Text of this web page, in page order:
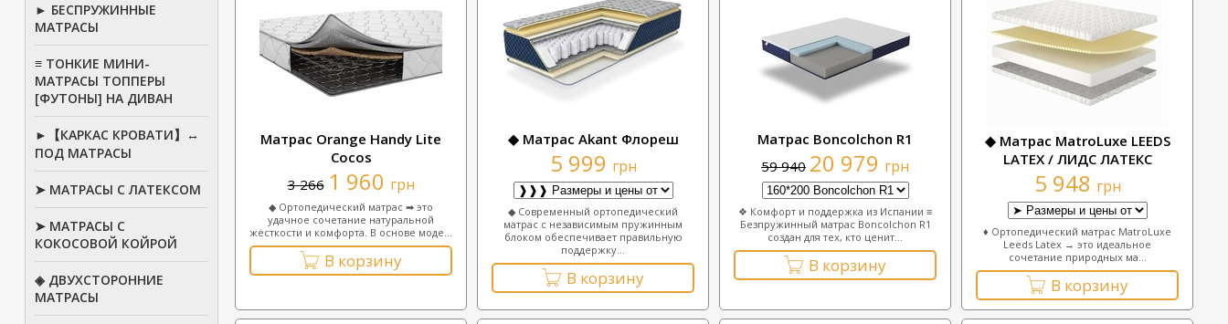
► БЕСПРУЖИННЫЕ
МАТРАСЫ
≡ ТОНКИЕ МИНИ-
МАТРАСЫ ТОППЕРЫ
[ФУТОНЫ] НА ДИВАН
►【КАРКАС КРОВАТИ】↔
ПОД МАТРАСЫ
➤ МАТРАСЫ С ЛАТЕКСОМ
➤ МАТРАСЫ С
КОКОСОВОЙ КОЙРОЙ
◈ ДВУХСТОРОННИЕ
МАТРАСЫ
Матрас Orange Handy Lite
Cocos
3 266 1 960 грн
◆ Ортопедический матрас ➡ это
удачное сочетание натуральной
жёсткости и комфорта. В основе моде...
В корзину
◆ Матрас Akant Флореш
5 999 грн
◆ Современный ортопедический
матрас с независимым пружинным
блоком обеспечивает правильную
поддержку...
В корзину
Матрас Boncolchon R1
59 940 20 979 грн
❖ Комфорт и поддержка из Испании ≡
Безпружинный матрас Boncolchon R1
создан для тех, кто ценит...
В корзину
◆ Матрас MatroLuxe LEEDS
LATEX / ЛИДС ЛАТЕКС
5 948 грн
♦ Ортопедический матрас MatroLuxe
Leeds Latex → это идеальное
сочетание природных ма...
В корзину